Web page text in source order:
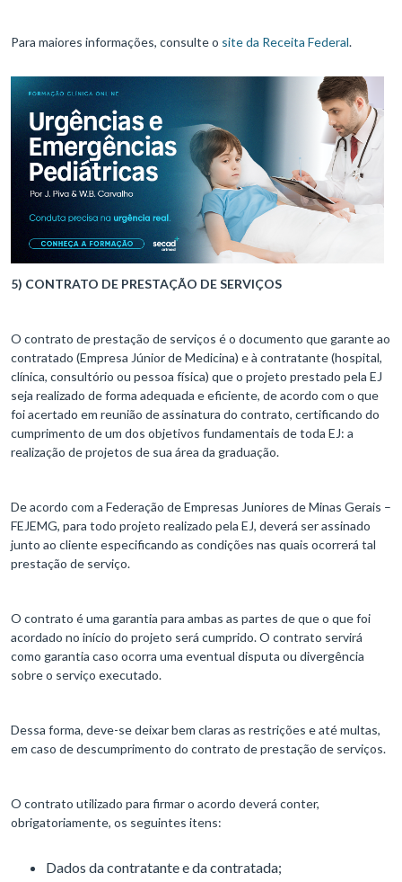
Para maiores informações, consulte o site da Receita Federal.
5) CONTRATO DE PRESTAÇÃO DE SERVIÇOS
O contrato de prestação de serviços é o documento que garante ao
contratado (Empresa Júnior de Medicina) e à contratante (hospital,
clínica, consultório ou pessoa física) que o projeto prestado pela EJ
seja realizado de forma adequada e eficiente, de acordo com o que
foi acertado em reunião de assinatura do contrato, certificando do
cumprimento de um dos objetivos fundamentais de toda EJ: a
realização de projetos de sua área da graduação.
De acordo com a Federação de Empresas Juniores de Minas Gerais –
FEJEMG, para todo projeto realizado pela EJ, deverá ser assinado
junto ao cliente especificando as condições nas quais ocorrerá tal
prestação de serviço.
O contrato é uma garantia para ambas as partes de que o que foi
acordado no início do projeto será cumprido. O contrato servirá
como garantia caso ocorra uma eventual disputa ou divergência
sobre o serviço executado.
Dessa forma, deve-se deixar bem claras as restrições e até multas,
em caso de descumprimento do contrato de prestação de serviços.
O contrato utilizado para firmar o acordo deverá conter,
obrigatoriamente, os seguintes itens:
Dados da contratante e da contratada;